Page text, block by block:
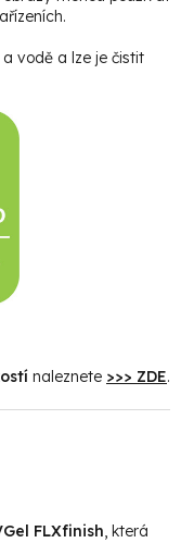
vodě a lze je čistit
naleznete >>> ZDE.
FLXfinish, která